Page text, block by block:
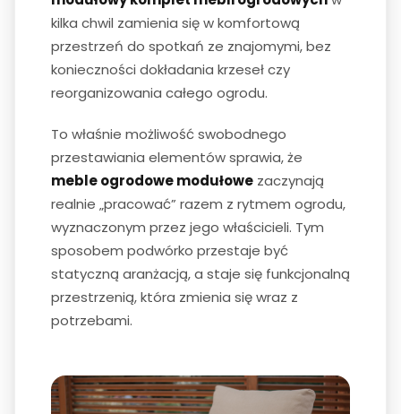
kilka chwil zamienia się w komfortową
przestrzeń do spotkań ze znajomymi, bez
konieczności dokładania krzeseł czy
reorganizowania całego ogrodu.
To właśnie możliwość swobodnego
przestawiania elementów sprawia, że
meble ogrodowe modułowe zaczynają
realnie „pracować” razem z rytmem ogrodu,
wyznaczonym przez jego właścicieli. Tym
sposobem podwórko przestaje być
statyczną aranżacją, a staje się funkcjonalną
przestrzenią, która zmienia się wraz z
potrzebami.